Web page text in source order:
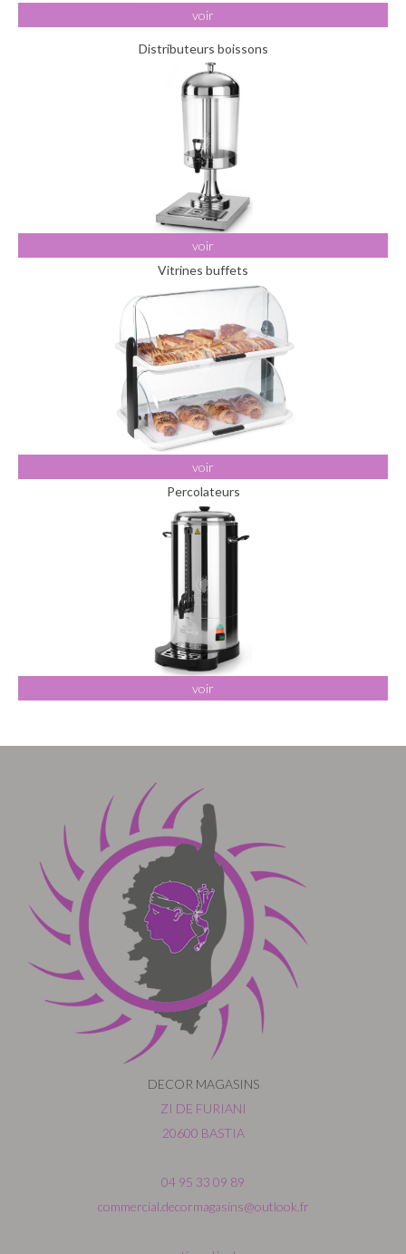
voir
Distributeurs boissons
voir
Vitrines buffets
voir
Percolateurs
voir
DECOR MAGASINS
ZI DE FURIANI
20600 BASTIA
04 95 33 09 89
commercial.decormagasins@outlook.fr